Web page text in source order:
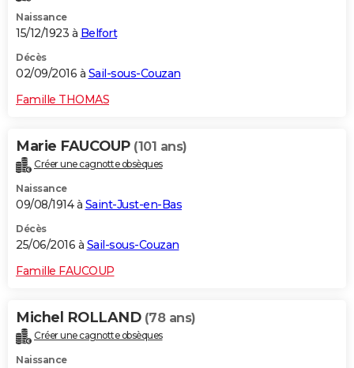
Naissance
15/12/1923 à Belfort
Décès
02/09/2016 à Sail-sous-Couzan
Famille THOMAS
Marie FAUCOUP (101 ans)
Créer une cagnotte obsèques
Naissance
09/08/1914 à Saint-Just-en-Bas
Décès
25/06/2016 à Sail-sous-Couzan
Famille FAUCOUP
Michel ROLLAND (78 ans)
Créer une cagnotte obsèques
Naissance